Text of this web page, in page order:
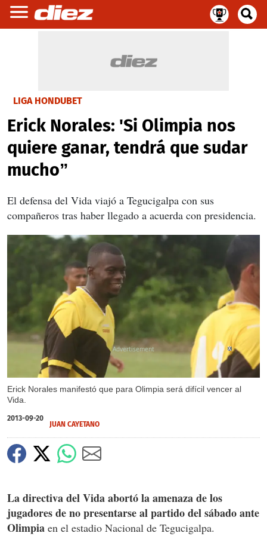
LIGA HONDUBET
Erick Norales: 'Si Olimpia nos
quiere ganar, tendrá que sudar
mucho”
El defensa del Vida viajó a Tegucigalpa con sus
compañeros tras haber llegado a acuerda con presidencia.
Erick Norales manifestó que para Olimpia será difícil vencer al
Vida.
X
2013-09-20
JUAN CAYETANO
La directiva del Vida abortó la amenaza de los
jugadores de no presentarse al partido del sábado ante
Olimpia en el estadio Nacional de Tegucigalpa.